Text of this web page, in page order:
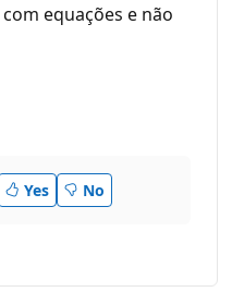
equações e não
Yes No